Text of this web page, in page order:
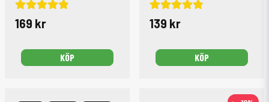
169 kr
KÖP
139 kr
KÖP